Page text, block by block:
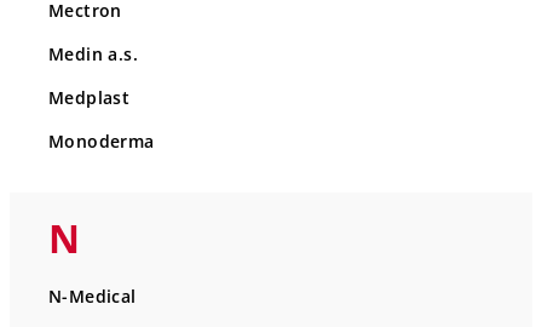
Mectron
Medin a.s.
Medplast
Monoderma
N
N-Medical